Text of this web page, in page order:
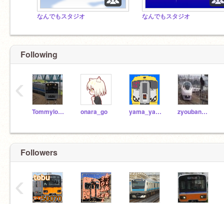
なんでもスタジオ なんでもスタジオ
Following
Tommylongeyelashes onara_go yama_yashio zyoubanmito
‹
Followers
‹